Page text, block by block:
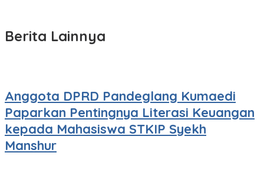
Berita Lainnya
Anggota DPRD Pandeglang Kumaedi
Paparkan Pentingnya Literasi Keuangan
kepada Mahasiswa STKIP Syekh
Manshur